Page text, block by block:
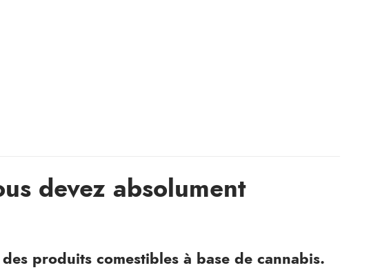
devez absolument
produits comestibles à base de cannabis.